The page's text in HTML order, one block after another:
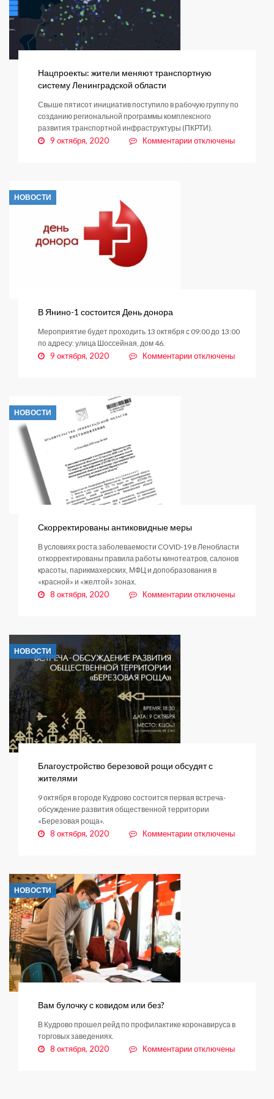
Нацпроекты: жители меняют транспортную
систему Ленинградской области
Свыше пятисот инициатив поступило в рабочую группу по
созданию региональной программы комплексного
развития транспортной инфраструктуры (ПКРТИ).
9 октября, 2020 Комментариикотключены
НОВОСТИ
В Янино-1 состоится День донора
Мероприятие будет проходить 13 октября с 09:00 до 13:00
по адресу: улица Шоссейная, дом 46.
9 октября, 2020 Комментариикотключены
НОВОСТИ
Скорректированы антиковидные меры
В условиях роста заболеваемости COVID-19 в Ленобласти
откорректированы правила работы кинотеатров, салонов
красоты, парикмахерских, МФЦ и допобразования в
«красной» и «желтой» зонах.
8 октября, 2020 Комментариикотключены
НОВОСТИ
Благоустройство березовой рощи обсудят с
жителями
9 октября в городе Кудрово состоится первая встреча-
обсуждение развития общественной территории
«Березовая роща».
8 октября, 2020 Комментариикотключены
НОВОСТИ
Вам булочку с ковидом или без?
В Кудрово прошел рейд по профилактике коронавируса в
торговых заведениях.
8 октября, 2020 Комментариикотключены